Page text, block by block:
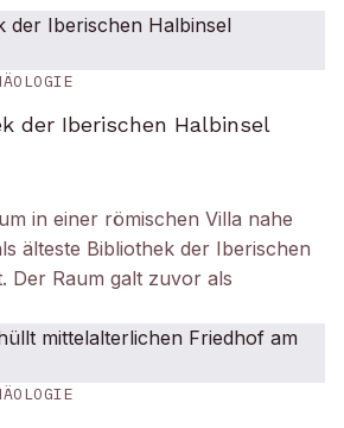
der Iberischen Halbinsel
in einer römischen Villa nahe
älteste Bibliothek der Iberischen
Der Raum galt zuvor als